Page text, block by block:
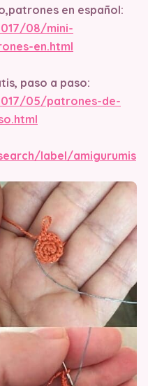
en español:
08/mini-
en.html
paso a paso:
05/patrones-de-
label/amigurumis